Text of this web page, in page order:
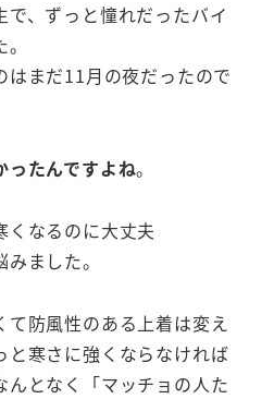
で、ずっと憧れだったバイ
はまだ11月の夜だったので
ったんですよね。
くなるのに大丈夫
ました。
防風性のある上着は変え
と寒さに強くならなければ
んとなく「マッチョの人た